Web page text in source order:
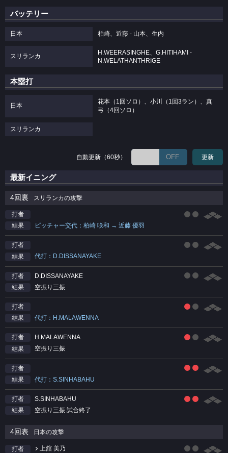
バッテリー
日本 柏崎、近藤 - 山本、生内
スリランカ
H.WEERASINGHE、G.HITIHAMI -
N.WELATHANTHRIGE
本塁打
日本
花本（1回ソロ）、小川（1回3ラン）、真
弓（4回ソロ）
スリランカ
自動更新（60秒） OFF 更新
最新イニング
4回裏 スリランカの攻撃
打者
結果
ピッチャー交代：柏崎 咲和 → 近藤 優羽
打者
結果
代打：D.DISSANAYAKE
打者
D.DISSANAYAKE
結果
空振り三振
打者
結果
代打：H.MALAWENNA
打者
H.MALAWENNA
結果
空振り三振
打者
結果
代打：S.SINHABAHU
打者
S.SINHABAHU
結果
空振り三振 試合終了
4回表 日本の攻撃
打者
上舘 美乃